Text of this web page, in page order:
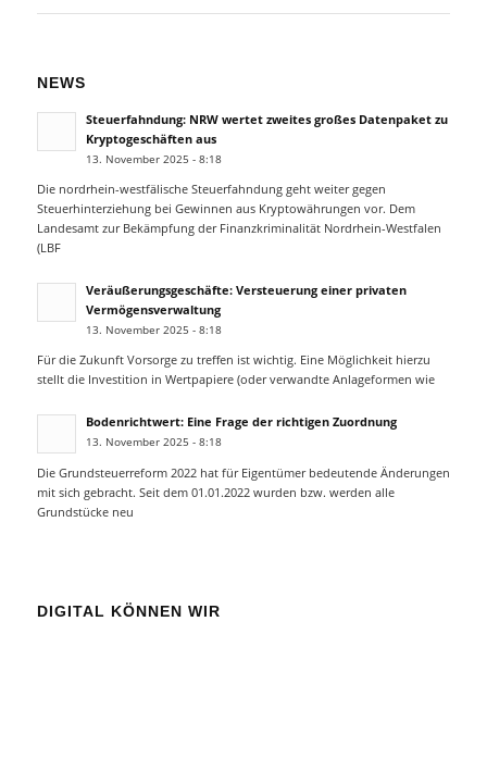
NEWS
Steuerfahndung: NRW wertet zweites großes Datenpaket zu
Kryptogeschäften aus
13. November 2025 - 8:18
Die nordrhein-westfälische Steuerfahndung geht weiter gegen
Steuerhinterziehung bei Gewinnen aus Kryptowährungen vor. Dem
Landesamt zur Bekämpfung der Finanzkriminalität Nordrhein-Westfalen
(LBF
Veräußerungsgeschäfte: Versteuerung einer privaten
Vermögensverwaltung
13. November 2025 - 8:18
Für die Zukunft Vorsorge zu treffen ist wichtig. Eine Möglichkeit hierzu
stellt die Investition in Wertpapiere (oder verwandte Anlageformen wie
Bodenrichtwert: Eine Frage der richtigen Zuordnung
13. November 2025 - 8:18
Die Grundsteuerreform 2022 hat für Eigentümer bedeutende Änderungen
mit sich gebracht. Seit dem 01.01.2022 wurden bzw. werden alle
Grundstücke neu
DIGITAL KÖNNEN WIR